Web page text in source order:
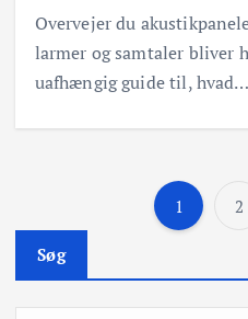
Overvejer du
larmer og samtaler bliver
uafhængig guide til, hvad…
I
1 2
Søg